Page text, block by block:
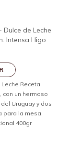
de Leche
Intensa Higo
Receta
con un hermoso
Uruguay y dos
para la mesa.
400gr